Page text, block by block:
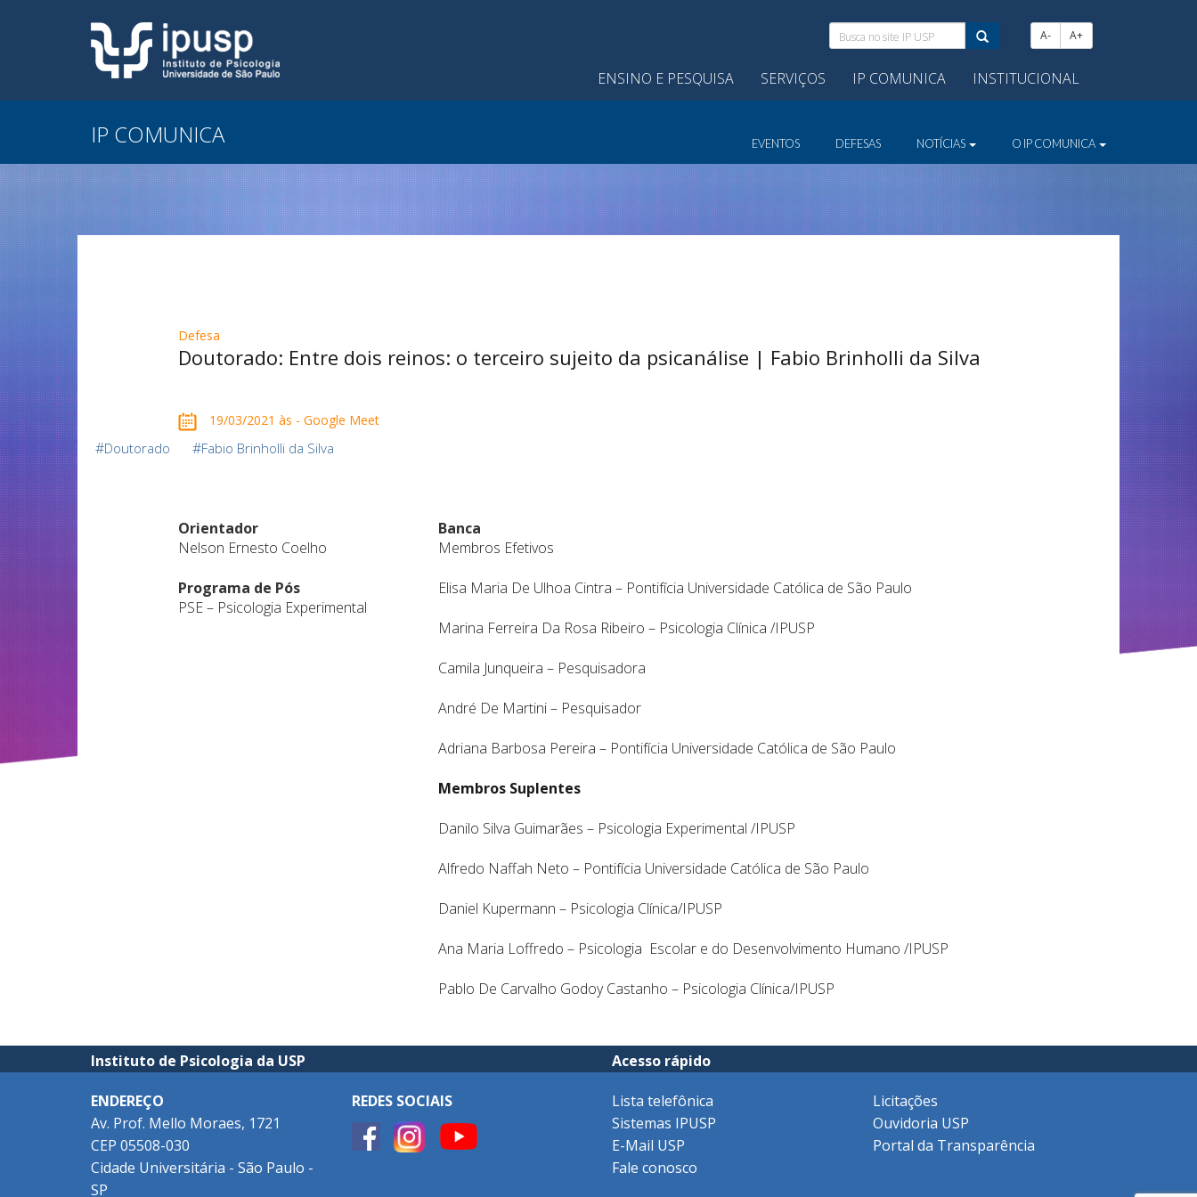
Busca
no
site
IP
A- A+
ENSINO E PESQUISA SERVIÇOS IP COMUNICA INSTITUCIONAL
IP COMUNICA EVENTOS DEFESAS NOTÍCIAS O IP COMUNICA
Defesa
Doutorado: Entre dois reinos: o terceiro sujeito da psicanálise | Fabio Brinholli da Silva
19/03/2021 às - Google Meet
#Doutorado #Fabio Brinholli da Silva
Orientador
Nelson Ernesto Coelho
Programa de Pós
PSE – Psicologia Experimental
Banca
Membros Efetivos
Elisa Maria De Ulhoa Cintra – Pontifícia Universidade Católica de São Paulo
Marina Ferreira Da Rosa Ribeiro – Psicologia Clínica /IPUSP
Camila Junqueira – Pesquisadora
André De Martini – Pesquisador
Adriana Barbosa Pereira – Pontifícia Universidade Católica de São Paulo
Membros Suplentes
Danilo Silva Guimarães – Psicologia Experimental /IPUSP
Alfredo Naffah Neto – Pontifícia Universidade Católica de São Paulo
Daniel Kupermann – Psicologia Clínica/IPUSP
Ana Maria Loffredo – Psicologia Escolar e do Desenvolvimento Humano /IPUSP
Pablo De Carvalho Godoy Castanho – Psicologia Clínica/IPUSP
Instituto de Psicologia da USP Acesso rápido
ENDEREÇO
Av. Prof. Mello Moraes, 1721
CEP 05508-030
Cidade Universitária - São Paulo -
SP
REDES SOCIAIS
Lista telefônica
Sistemas IPUSP
E-Mail USP
Fale conosco
Licitações
Ouvidoria USP
Portal da Transparência